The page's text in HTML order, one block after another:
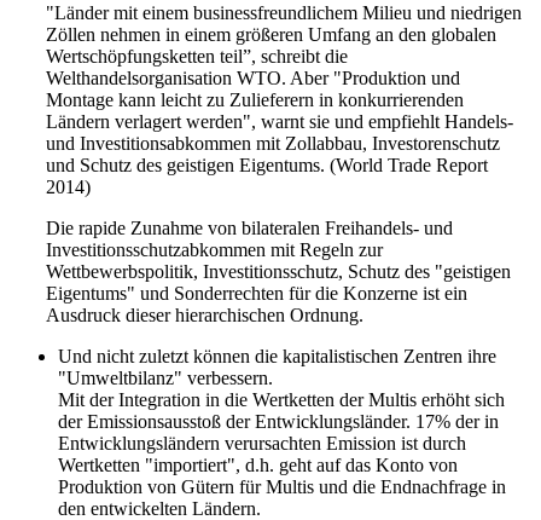
"Länder mit einem businessfreundlichem Milieu und niedrigen
Zöllen nehmen in einem größeren Umfang an den globalen
Wertschöpfungsketten teil”, schreibt die
Welthandelsorganisation WTO. Aber "Produktion und
Montage kann leicht zu Zulieferern in konkurrierenden
Ländern verlagert werden", warnt sie und empfiehlt Handels-
und Investitionsabkommen mit Zollabbau, Investorenschutz
und Schutz des geistigen Eigentums. (World Trade Report
2014)
Die rapide Zunahme von bilateralen Freihandels- und
Investitionsschutzabkommen mit Regeln zur
Wettbewerbspolitik, Investitionsschutz, Schutz des "geistigen
Eigentums" und Sonderrechten für die Konzerne ist ein
Ausdruck dieser hierarchischen Ordnung.
Und nicht zuletzt können die kapitalistischen Zentren ihre
"Umweltbilanz" verbessern.
Mit der Integration in die Wertketten der Multis erhöht sich
der Emissionsausstoß der Entwicklungsländer. 17% der in
Entwicklungsländern verursachten Emission ist durch
Wertketten "importiert", d.h. geht auf das Konto von
Produktion von Gütern für Multis und die Endnachfrage in
den entwickelten Ländern.